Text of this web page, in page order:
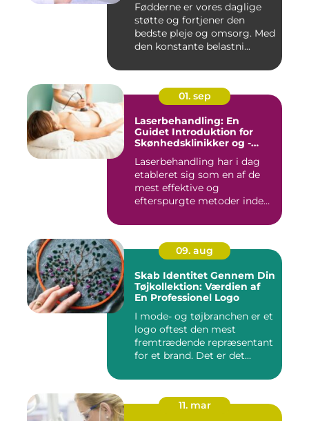
Fødderne er vores daglige
støtte og fortjener den
bedste pleje og omsorg. Med
den konstante belastni...
01. sep
Laserbehandling: En
Guidet Introduktion for
Skønhedsklinikker og -
Laserbehandling har i dag
etableret sig som en af de
mest effektive og
efterspurgte metoder inden
09. aug
Skab Identitet Gennem Din
Tøjkollektion: Værdien af
En Professionel Logo
I mode- og tøjbranchen er et
logo oftest den mest
fremtrædende repræsentant
for et brand. Det er det...
11. mar